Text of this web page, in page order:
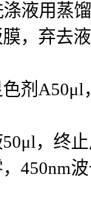
液用蒸
，弃去
剂
，终
450nm